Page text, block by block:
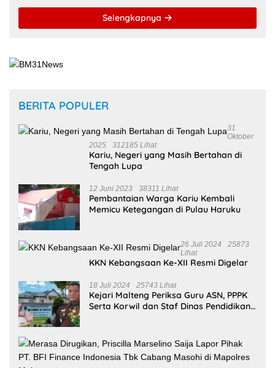
Selengkapnya
BERITA POPULER
31
Oktober
2025
312185 Lihat
Kariu, Negeri yang Masih Bertahan di
Tengah Lupa
12 Juni 2023 38311 Lihat
Pembantaian Warga Kariu Kembali
Memicu Ketegangan di Pulau Haruku
26 Juli 2024
25873
Lihat
KKN Kebangsaan Ke-XII Resmi Digelar
18 Juli 2024 25743 Lihat
Kejari Malteng Periksa Guru ASN, PPPK
Serta Korwil dan Staf Dinas Pendidikan